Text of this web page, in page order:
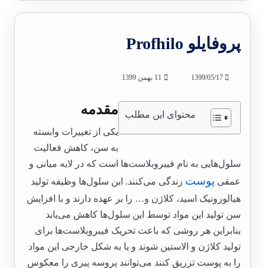
پروفایلو Profhilo
1399/05/17 11 بهمن 1399
محتوای این مطلب مقدمه
یکی از تغییرات وابسته
به سن، کاهش فعالیت
سلول‌هایی به نام فیبروبلاست‌ها است که در لایه میانی و
عمقی پوست زندگی می‌کنند. این سلول‌ها وظیفه تولید
هیالورونیک اسید، کلاژن و… را بر عهده دارند و با افزایش
سن تولید این مواد توسط این سلول‌ها کاهش می‌یابد
بنابراین هر روشی که باعث تحریک فیبروبلاست‌ها برای
تولید کلاژن و الاستین شوند و یا به شکل خارجی این مواد
را به پوست تزریق کنند می‌توانند پروسه پیری را معکوس